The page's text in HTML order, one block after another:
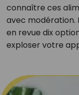
connaître ces
avec modération.
en revue dix
exploser votre